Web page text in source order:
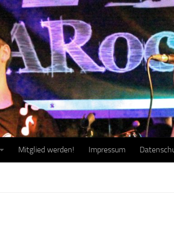
Mitglied werden! Impressum